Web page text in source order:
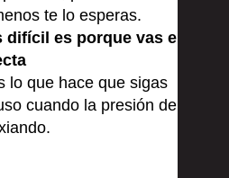
te lo esperas.
es porque vas en la
lo que hace que sigas
cuando la presión de la